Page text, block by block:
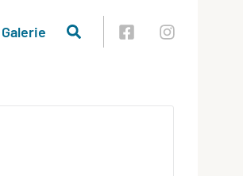
Galerie